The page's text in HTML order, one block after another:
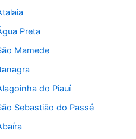
Preta
Mamede
do Piauí
Sebastião do Passé